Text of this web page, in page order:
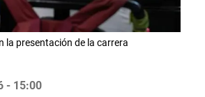
la presentación de la carrera
- 15:00